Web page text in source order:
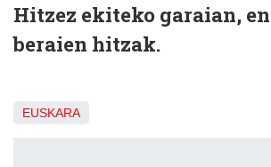
Hitzez ekiteko garaian,
beraien hitzak.
EUSKARA